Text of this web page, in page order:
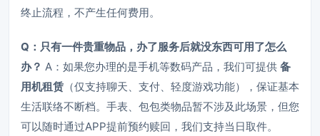
终止流程，不产生任何费用。
Q：只有一件贵重物品，办了服务后就没东西可用了怎么
办？ A：如果您办理的是手机等数码产品，我们可提供 备
用机租赁 （仅支持聊天、支付、轻度游戏功能），保证基本
生活联络不断档。手表、包包类物品暂不涉及此场景，但您
可以随时通过APP提前预约赎回，我们支持当日取件。